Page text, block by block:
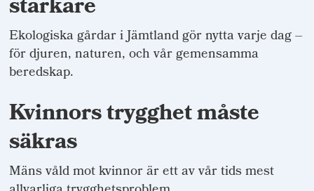
starkare
Ekologiska gårdar i Jämtland gör nytta varje dag –
för djuren, naturen, och vår gemensamma
beredskap.
Kvinnors trygghet måste
säkras
Mäns våld mot kvinnor är ett av vår tids mest